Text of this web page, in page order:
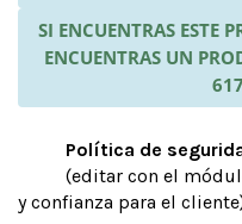
SI ENCUENTRAS ESTE
ENCUENTRAS UN
Política de
(editar con el
y confianza para el